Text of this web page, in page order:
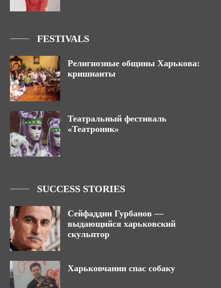
FESTIVALS
Религиозные общины Харькова:
кришнаиты
Театральный фестиваль
«Театроник»
SUCCESS STORIES
Сейфаддин Гурбанов ―
выдающийся харьковский
скульптор
Харьковчанин спас собаку